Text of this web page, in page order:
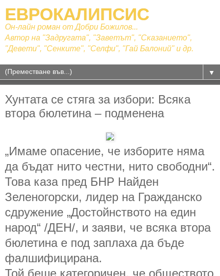
ЕВРОКАЛИПСИС
Он-лайн роман от Добри Божилов...
Автор на "Задругата", "Заветът", "Сказанието",
"Девети", "Сенките", "Селфи", "Гай Балоний" и др.
▼
Хунтата се стяга за избори: Всяка
втора бюлетина – подменена
„Имаме опасение, че изборите няма
да бъдат нито честни, нито свободни“.
Това каза пред БНР Найден
Зеленогорски, лидер на Гражданско
сдружение „Достойнството на един
народ“ /ДЕН/, и заяви, че всяка втора
бюлетина е под заплаха да бъде
фалшифицирана.
Той беше категоричен, че обществото